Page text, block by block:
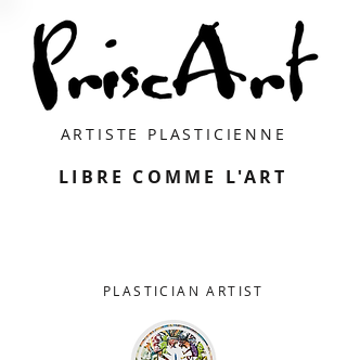
ARTISTE PLASTICIENNE
LIBRE COMME L'ART
PLASTICIAN ARTIST